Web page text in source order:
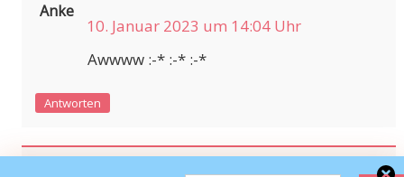
Anke
10. Januar 2023 um 14:04 Uhr
Awwww :-* :-* :-*
Antworten